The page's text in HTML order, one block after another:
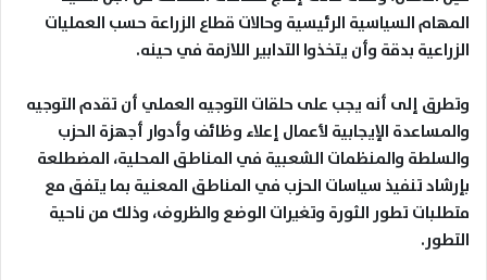
المهام السياسية الرئيسية وحالات قطاع الزراعة حسب العمليات
الزراعية بدقة وأن يتخذوا التدابير اللازمة في حينه.
وتطرق إلى أنه يجب على حلقات التوجيه العملي أن تقدم التوجيه
والمساعدة الإيجابية لأعمال إعلاء وظائف وأدوار أجهزة الحزب
والسلطة والمنظمات الشعبية في المناطق المحلية، المضطلعة
بإرشاد تنفيذ سياسات الحزب في المناطق المعنية بما يتفق مع
متطلبات تطور الثورة وتغيرات الوضع والظروف، وذلك من ناحية
التطور.